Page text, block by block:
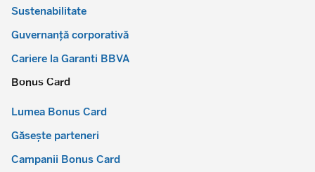
Sustenabilitate
Guvernanță corporativă
Cariere la Garanti BBVA
Bonus Card
Lumea Bonus Card
Găsește parteneri
Campanii Bonus Card